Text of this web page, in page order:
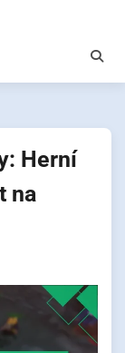
Herní
na